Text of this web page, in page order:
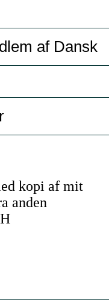
kopi af mit
anden